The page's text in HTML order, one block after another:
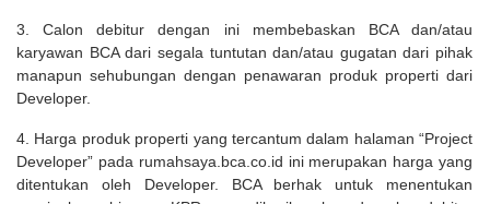
3. Calon debitur dengan ini membebaskan BCA dan/atau
karyawan BCA dari segala tuntutan dan/atau gugatan dari pihak
manapun sehubungan dengan penawaran produk properti dari
Developer.
4. Harga produk properti yang tercantum dalam halaman “Project
Developer” pada rumahsaya.bca.co.id ini merupakan harga yang
ditentukan oleh Developer. BCA berhak untuk menentukan